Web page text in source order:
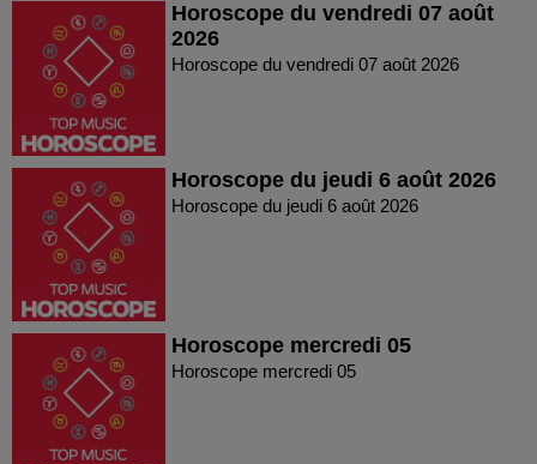
Horoscope du vendredi 07 août
2026
Horoscope du vendredi 07 août 2026
Horoscope du jeudi 6 août 2026
Horoscope du jeudi 6 août 2026
Horoscope mercredi 05
Horoscope mercredi 05